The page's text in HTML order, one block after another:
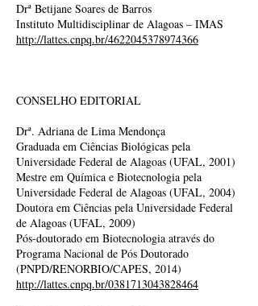
Drª Betijane Soares de Barros
Instituto Multidisciplinar de Alagoas – IMAS
http://lattes.cnpq.br/4622045378974366
CONSELHO EDITORIAL
Drª. Adriana de Lima Mendonça
Graduada em Ciências Biológicas pela
Universidade Federal de Alagoas (UFAL, 2001)
Mestre em Química e Biotecnologia pela
Universidade Federal de Alagoas (UFAL, 2004)
Doutora em Ciências pela Universidade Federal
de Alagoas (UFAL, 2009)
Pós-doutorado em Biotecnologia através do
Programa Nacional de Pós Doutorado
(PNPD/RENORBIO/CAPES, 2014)
http://lattes.cnpq.br/0381713043828464